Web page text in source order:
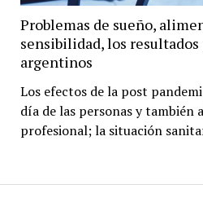
Problemas de sueño,
sensibilidad, los
argentinos
Los efectos de la post
día de las personas y también
profesional; la situación